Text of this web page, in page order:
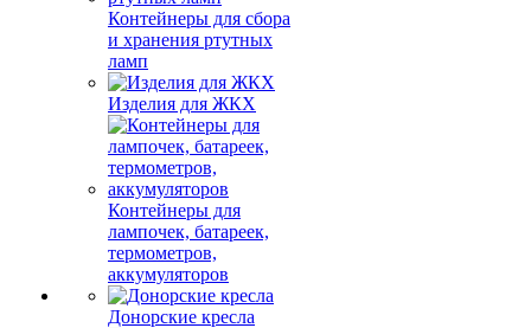
Контейнеры для сбора
и хранения ртутных
ламп
Изделия для ЖКХ
Контейнеры для
лампочек, батареек,
термометров,
аккумуляторов
Донорские кресла